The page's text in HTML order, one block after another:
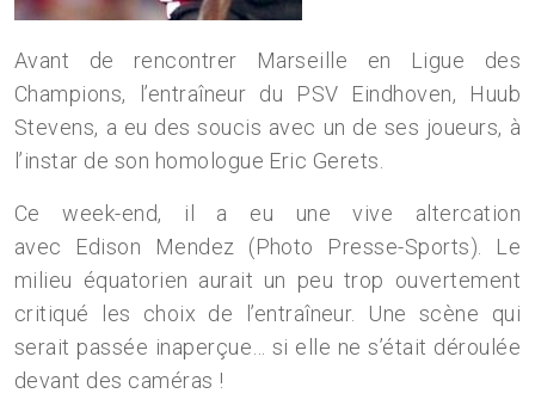
Avant de rencontrer Marseille en Ligue des
Champions, l’entraîneur du PSV Eindhoven, Huub
Stevens, a eu des soucis avec un de ses joueurs, à
l’instar de son homologue Eric Gerets.
Ce week-end, il a eu une vive altercation
avec Edison Mendez (Photo Presse-Sports). Le
milieu équatorien aurait un peu trop ouvertement
critiqué les choix de l’entraîneur. Une scène qui
serait passée inaperçue… si elle ne s’était déroulée
devant des caméras !